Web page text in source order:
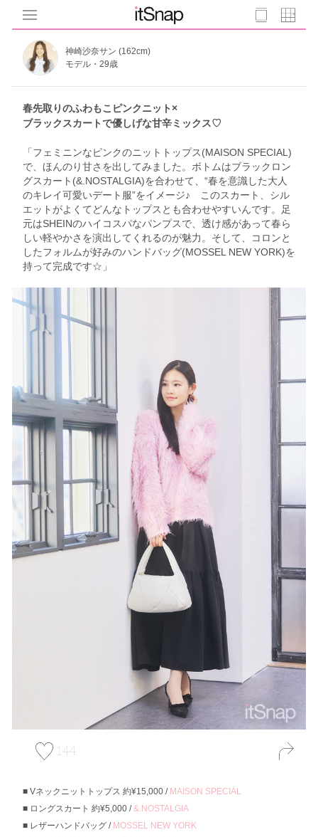
神崎沙奈サン (162cm)
モデル・29歳
春先取りのふわもこピンクニット×
ブラックスカートで優しげな甘辛ミックス♡
「フェミニンなピンクのニットトップス(MAISON SPECIAL)
で、ほんのり甘さを出してみました。ボトムはブラックロン
グスカート(&.NOSTALGIA)を合わせて、“春を意識した大人
のキレイ可愛いデート服”をイメージ♪ このスカート、シル
エットがよくてどんなトップスとも合わせやすいんです。足
元はSHEINのハイコスパなパンプスで、透け感があって春ら
しい軽やかさを演出してくれるのが魅力。そして、コロンと
したフォルムが好みのハンドバッグ(MOSSEL NEW YORK)を
持って完成です☆」
144
Vネックニットトップス 約¥15,000 / MAISON SPECIAL
ロングスカート 約¥5,000 /&.NOSTALGIA
レザーハンドバッグ / MOSSEL NEW YORK